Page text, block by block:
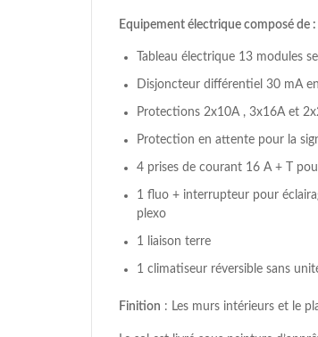
Equipement électrique composé de :
Tableau électrique 13 modules
Disjoncteur différentiel 30 mA
Protections 2x10A , 3x16A et
Protection en attente pour la
4 prises de courant 16 A + T
1 fluo + interrupteur pour
plexo
1 liaison terre
1 climatiseur réversible sans
Finition : Les murs intérieurs et le